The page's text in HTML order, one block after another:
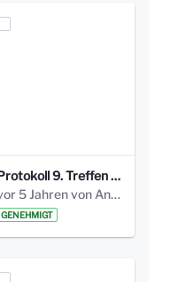
Protokoll 9. Treffen 20150528 AG Bismarckplatz.pdf
vor 5 Jahren von Anni Schlumberger
GENEHMIGT